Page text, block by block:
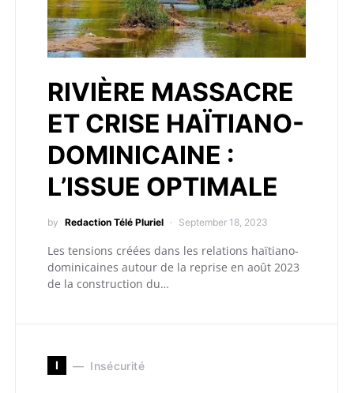
RIVIÈRE MASSACRE
ET CRISE HAÏTIANO-
DOMINICAINE :
L’ISSUE OPTIMALE
by Redaction Télé Pluriel September 18, 2023
Les tensions créées dans les relations haïtiano-
dominicaines autour de la reprise en août 2023
de la construction du…
I Insécurité